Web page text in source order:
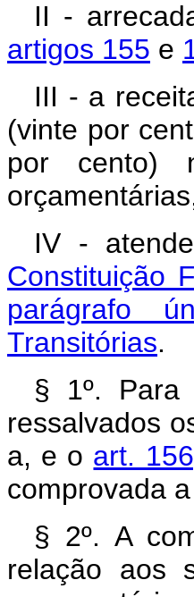
II -
artigos 155 e
III - a
(vinte por
por cento)
IV -
Constituição
parágrafo
Transitórias.
§ 1º.
ressalvados
a, e o art.
comprovada
§ 2º. A
relação aos